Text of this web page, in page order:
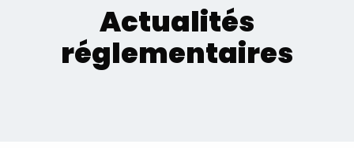
Actualités
réglementaires